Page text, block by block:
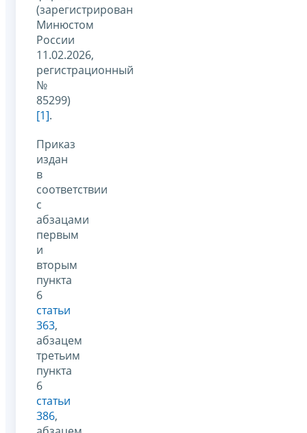
(зарегистрирован
Минюстом
России
11.02.2026,
регистрационный
№
85299)
[1].
Приказ
издан
в
соответствии
с
абзацами
первым
и
вторым
пункта
6
статьи
363,
абзацем
третьим
пункта
6
статьи
386,